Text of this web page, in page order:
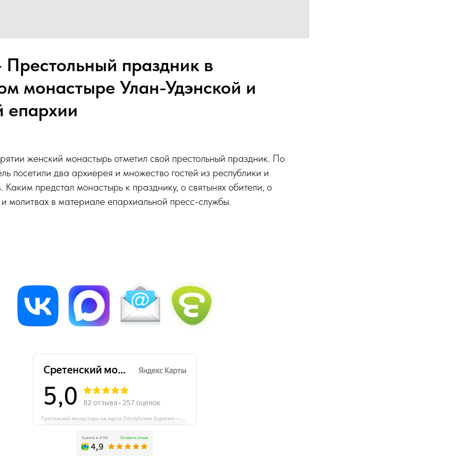
праздник в
монастыре Улан-Удэнской и
епархии
женский монастырь отметил свой престольный праздник. По
посетили два архиерея и множество гостей из республики и
Каким предстал монастырь к празднику, о святынях обители, о
и молитвах в материале епархиальной пресс-службы.